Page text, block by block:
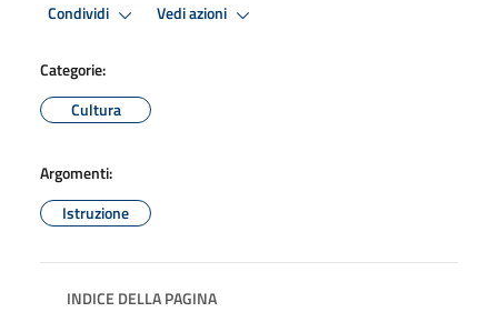
Condividi Vedi azioni
Categorie:
Cultura
Argomenti:
Istruzione
INDICE DELLA PAGINA